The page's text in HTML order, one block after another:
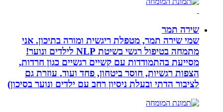
שירה תמר
שמי שירה תמר, מטפלת ריגשית ומורה בתיכון. אני
מתמחה בטיפול רגשי בשיטת NLP לילדים ונוער!
מסייעת בהתמודדות עם קשיים רגשיים כגון חרדות,
הצפות רגשיות, חוסר ביטחון, פחד ועוד. עוזרת גם
לציבור הדתי ובעלת ניסיון רחב עם ילדים ונוער בסיכון)